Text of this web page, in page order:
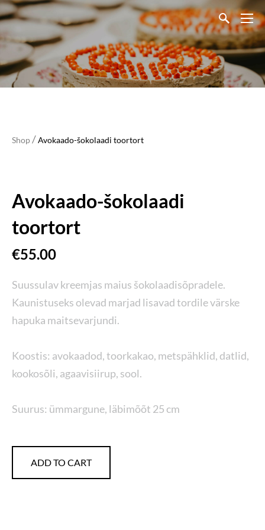
Shop/Avokaado-šokolaadi toortort
Avokaado-šokolaadi
toortort
€55.00
Suussulav kreemjas maius šokolaadisõpradele.
Kaunistuseks olevad marjad lisavad tordile värske
hapuka maitsevarjundi.
Koostis: avokaadod, toorkakao, metspähklid, datlid,
kookosõli, agaavisiirup, sool.
Suurus: ümmargune, läbimõõt 25 cm
ADD TO CART